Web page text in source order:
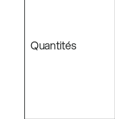
Quantités